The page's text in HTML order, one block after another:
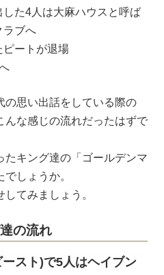
した4人は大麻ハウスと呼ば
ラブへ
ピートが退場
の思い出話をしている際の
んな感じの流れだったはずで
たキング達の「ゴールデンマ
しょうか。
てみましょう。
の流れ
スト)で5人はヘイブン